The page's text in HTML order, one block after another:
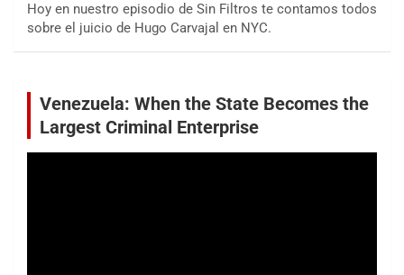
Hoy en nuestro episodio de Sin Filtros te contamos todos
sobre el juicio de Hugo Carvajal en NYC.
Venezuela: When the State Becomes the
Largest Criminal Enterprise